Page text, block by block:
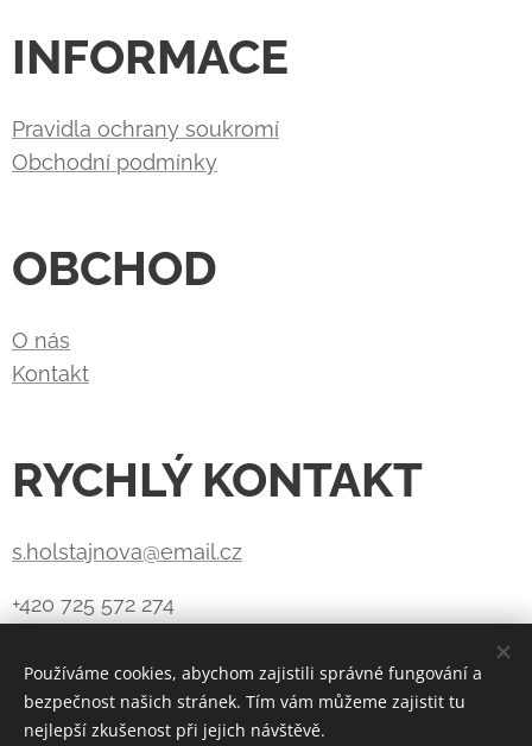
INFORMACE
Pravidla ochrany soukromí
Obchodní podmínky
OBCHOD
O nás
Kontakt
RYCHLÝ KONTAKT
s.holstajnova@email.cz
+420 725 572 274
Vytvořeno službouWebnode Cookies
Používáme cookies, abychom zajistili správné fungování a
bezpečnost našich stránek. Tím vám můžeme zajistit tu
nejlepší zkušenost při jejich návštěvě.